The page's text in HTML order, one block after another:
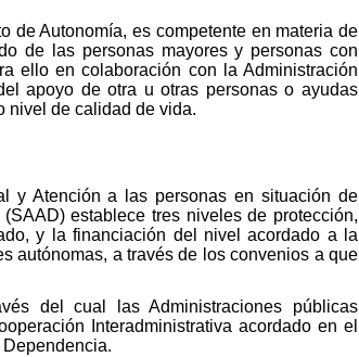
de Autonomía, es competente en materia de
de las personas mayores y personas con
ello en colaboración con la Administración
apoyo de otra u otras personas o ayudas
nivel de calidad de vida.
y Atención a las personas en situación de
establece tres niveles de protección,
y la financiación del nivel acordado a la
autónomas, a través de los convenios a que
del cual las Administraciones públicas
Interadministrativa acordado en el